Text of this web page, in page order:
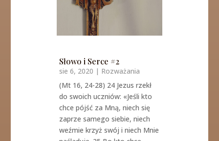
Słowo i Serce #2
sie 6, 2020 | Rozważania
(Mt 16, 24-28) 24 Jezus rzekł
do swoich uczniów: «Jeśli kto
chce pójść za Mną, niech się
zaprze samego siebie, niech
weźmie krzyż swój i niech Mnie